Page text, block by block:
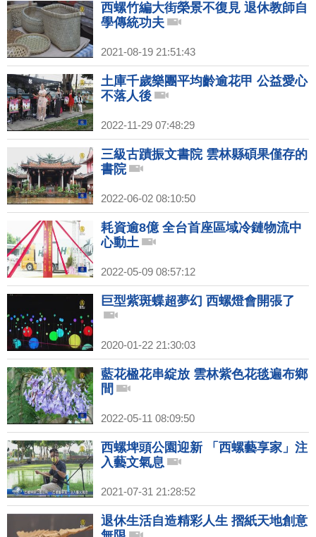
西螺竹編大街榮景不復見 退休教師自
學傳統功夫
2021-08-19 21:51:43
土庫千歲樂團平均齡逾花甲 公益愛心
不落人後
2022-11-29 07:48:29
三級古蹟振文書院 雲林縣碩果僅存的
書院
2022-06-02 08:10:50
耗資逾8億 全台首座區域冷鏈物流中
心動土
2022-05-09 08:57:12
巨型紫斑蝶超夢幻 西螺燈會開張了
2020-01-22 21:30:03
藍花楹花串綻放 雲林紫色花毯遍布鄉
間
2022-05-11 08:09:50
西螺埤頭公園迎新 「西螺藝享家」注
入藝文氣息
2021-07-31 21:28:52
退休生活自造精彩人生 摺紙天地創意